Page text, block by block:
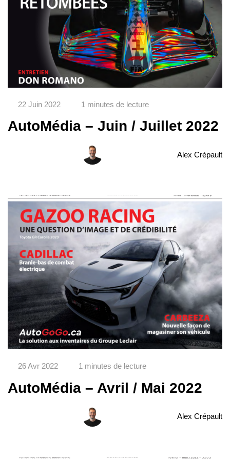
22 Juin 2022 1 minutes de lecture
AutoMédia – Juin / Juillet 2022
Alex Crépault
26 Avr 2022 1 minutes de lecture
AutoMédia – Avril / Mai 2022
Alex Crépault